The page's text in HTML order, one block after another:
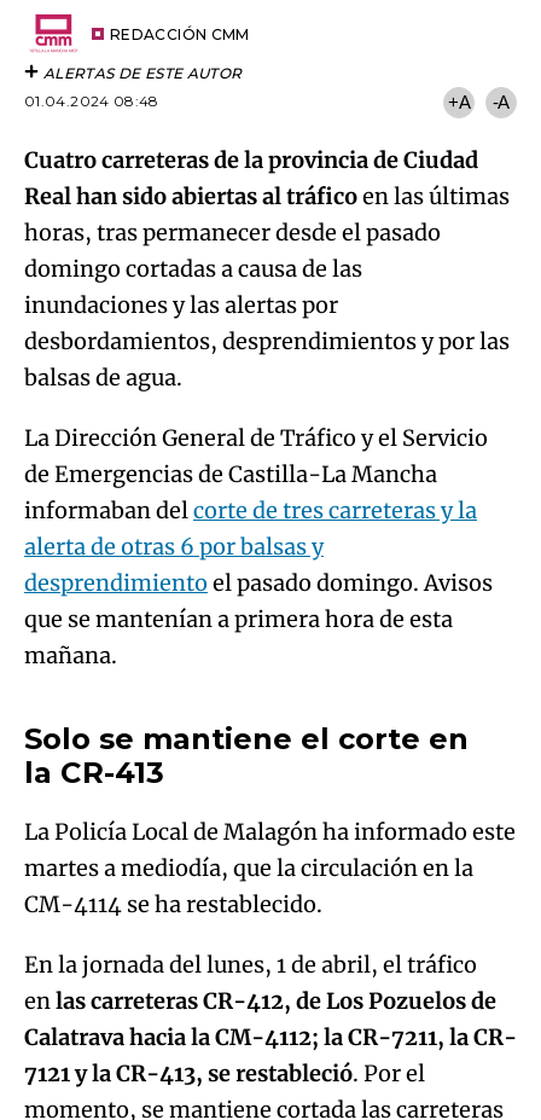
Cuatro carreteras de la provincia de Ciudad
Real han sido abiertas al tráfico
horas, tras permanecer desde el pasado
domingo cortadas a causa de las
inundaciones y las alertas por
desbordamientos, desprendimientos y por las
balsas de agua.
La Dirección General de Tráfico y el Servicio
de Emergencias de Castilla-La Mancha
informaban del
alerta de otras 6 por balsas y
desprendimientoel pasado domingo. Avisos
que se mantenían a primera hora de esta
mañana.
Algo salió mal.
An error occurred, please try again later.
Solo se mantiene el corte en
la CR-413
martes a mediodía, que la circulación en la
CM-4114 se ha restablecido.
En la jornada del lunes, 1 de abril, el tráfico
enlas carreteras CR-412, de Los Pozuelos de
Calatrava hacia la CM-4112; la CR-7211, la CR-
7121 y la CR-413, se restableció. Por el
momento, se mantiene cortada las carreteras
CR-413, en Los Pozuelos de Calatrava.
Las carreteras CR-7224 a la altura de